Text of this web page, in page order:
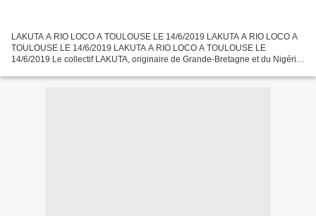
LAKUTA A RIO LOCO A TOULOUSE LE 14/6/2019 LAKUTA A RIO LOCO A
TOULOUSE LE 14/6/2019 LAKUTA A RIO LOCO A TOULOUSE LE
14/6/2019 Le collectif LAKUTA, originaire de Grande-Bretagne et du Nigéria,